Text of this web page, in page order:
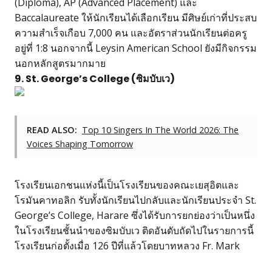
Baccalaureate ให้นักเรียนได้เลือกเรียน มีศิษย์เก่าที่ประสบ
ความสำเร็จเกือบ 7,000 คน และอัตราส่วนนักเรียนต่อครู
อยู่ที่ 1:8 นอกจากนี้ Leysin American School ยังมีกิจกรรม
นอกหลักสูตรมากมาย
9. St. George’s College (ซิมบับเว)
READ ALSO: Top 10 Singers In The World 2026: The
Voices Shaping Tomorrow
โรงเรียนเอกชนแห่งนี้เป็นโรงเรียนของคณะเยสุอิตและ
โรมันคาทอลิก รับทั้งนักเรียนไปกลับและนักเรียนประจำ St.
George’s College, Harare ซึ่งได้รับการยกย่องว่าเป็นหนึ่ง
ในโรงเรียนชั้นนำของซิมบับเว ติดอันดับถัดไปในรายการนี้
โรงเรียนก่อตั้งเมื่อ 126 ปีที่แล้วโดยบาทหลวง Fr. Mark